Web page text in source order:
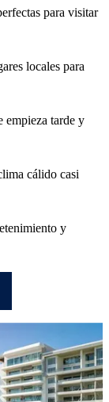
para visitar
locales para
empieza tarde y
cálido casi
y